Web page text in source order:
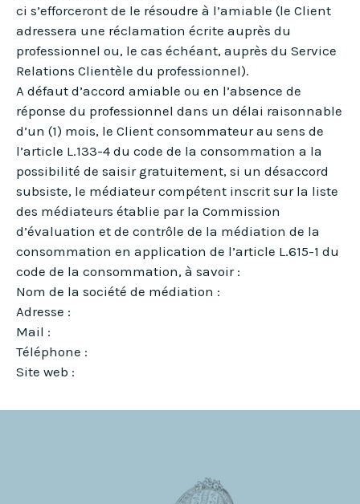
ci s’efforceront de le résoudre à l’amiable (le Client
adressera une réclamation écrite auprès du
professionnel ou, le cas échéant, auprès du Service
Relations Clientèle du professionnel).
A défaut d’accord amiable ou en l’absence de
réponse du professionnel dans un délai raisonnable
d’un (1) mois, le Client consommateur au sens de
l’article L.133-4 du code de la consommation a la
possibilité de saisir gratuitement, si un désaccord
subsiste, le médiateur compétent inscrit sur la liste
des médiateurs établie par la Commission
d’évaluation et de contrôle de la médiation de la
consommation en application de l’article L.615-1 du
code de la consommation, à savoir :
Nom de la société de médiation :
Adresse :
Mail :
Téléphone :
Site web :